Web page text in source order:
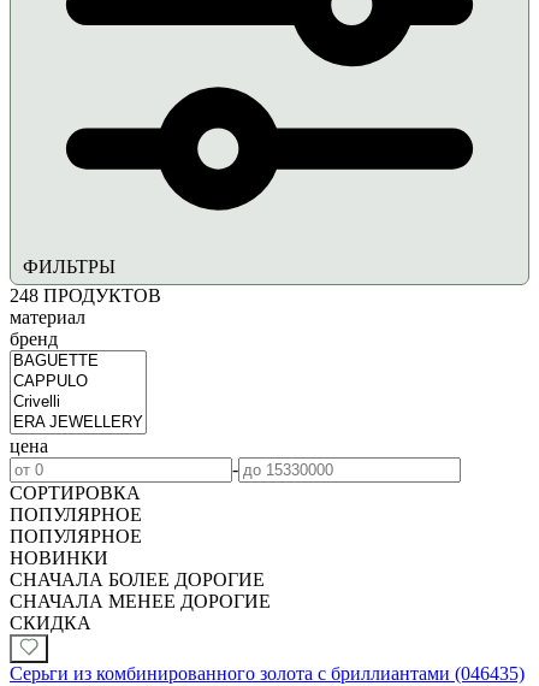
ФИЛЬТРЫ
248 ПРОДУКТОВ
материал
бренд
цена
-
СОРТИРОВКА
ПОПУЛЯРНОЕ
ПОПУЛЯРНОЕ
НОВИНКИ
СНАЧАЛА БОЛЕЕ ДОРОГИЕ
СНАЧАЛА МЕНЕЕ ДОРОГИЕ
СКИДКА
Серьги из комбинированного золота с бриллиантами (046435)